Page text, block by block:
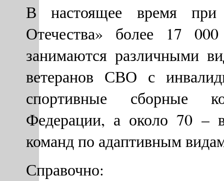
В настоящее время при
Отечества» более 17
занимаются различными
ветеранов СВО с
спортивные сборные
Федерации, а около 70 –
команд по адаптивным
Справочно: